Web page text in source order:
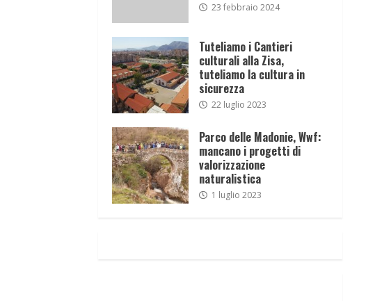
23 febbraio 2024
Tuteliamo i Cantieri
culturali alla Zisa,
tuteliamo la cultura in
sicurezza
22 luglio 2023
Parco delle Madonie, Wwf:
mancano i progetti di
valorizzazione
naturalistica
1 luglio 2023